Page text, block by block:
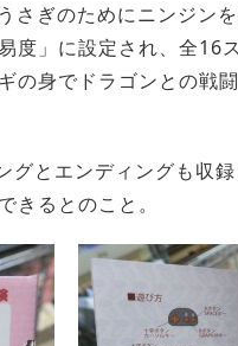
さぎのためにニンジン
度」に設定され、全16
の身でドラゴンとの戦
グとエンディングも収
きるとのこと。